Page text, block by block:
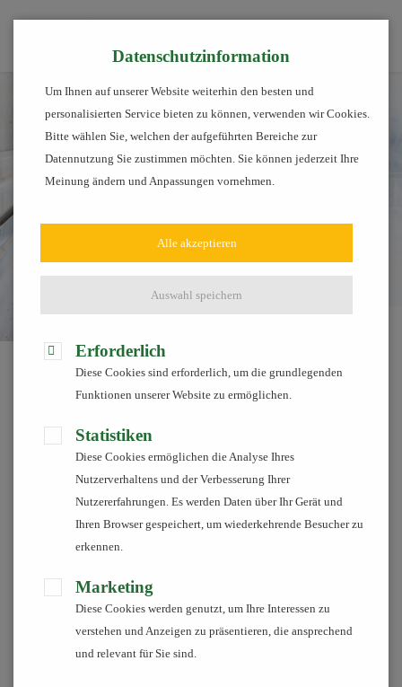
Stallklima
Wenn unsere Tiere sich wohl fühlen, wachsen sie, geben Milch
oder legen Eier. Da wir viele Jahre Erfahrung im Versorgen und
Betreuen unserer Tiere haben, wissen wir nur zu gut: Das
Stallklima hat einen direkten Einfluss auf das Wohlbefinden und
die Gesundheit unserer Tiere. Wir kennen die Faktoren, die auch
für Ihre Tiere wichtig sind. Daher bieten wir unseren Kunden an,
von unserem Knowhow zu profitieren. Wir überprüfen
gemeinsam mit Ihnen das Stallklima in Ihrem Stall!
Datenschutzinformation
Um Ihnen auf unserer Website weiterhin den besten und
personalisierten Service bieten zu können, verwenden wir Cookies.
Bitte wählen Sie, welchen der aufgeführten Bereiche zur
Datennutzung Sie zustimmen möchten. Sie können jederzeit Ihre
Meinung ändern und Anpassungen vornehmen.
Alle akzeptieren
Auswahl speichern
Erforderlich
Diese Cookies sind erforderlich, um die grundlegenden
Funktionen unserer Website zu ermöglichen.
Statistiken
Diese Cookies ermöglichen die Analyse Ihres
Nutzerverhaltens und der Verbesserung Ihrer
Nutzererfahrungen. Es werden Daten über Ihr Gerät und
Ihren Browser gespeichert, um wiederkehrende Besucher zu
erkennen.
Marketing
Diese Cookies werden genutzt, um Ihre Interessen zu
verstehen und Anzeigen zu präsentieren, die ansprechend
und relevant für Sie sind.